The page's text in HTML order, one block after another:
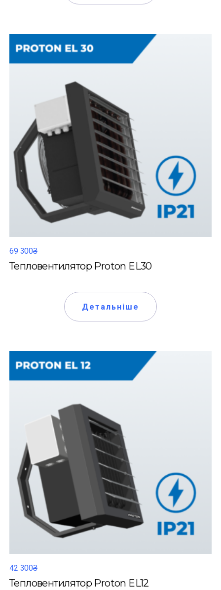
69 300₴
Тепловентилятор Proton EL30
Детальніше
42 300₴
Тепловентилятор Proton EL12